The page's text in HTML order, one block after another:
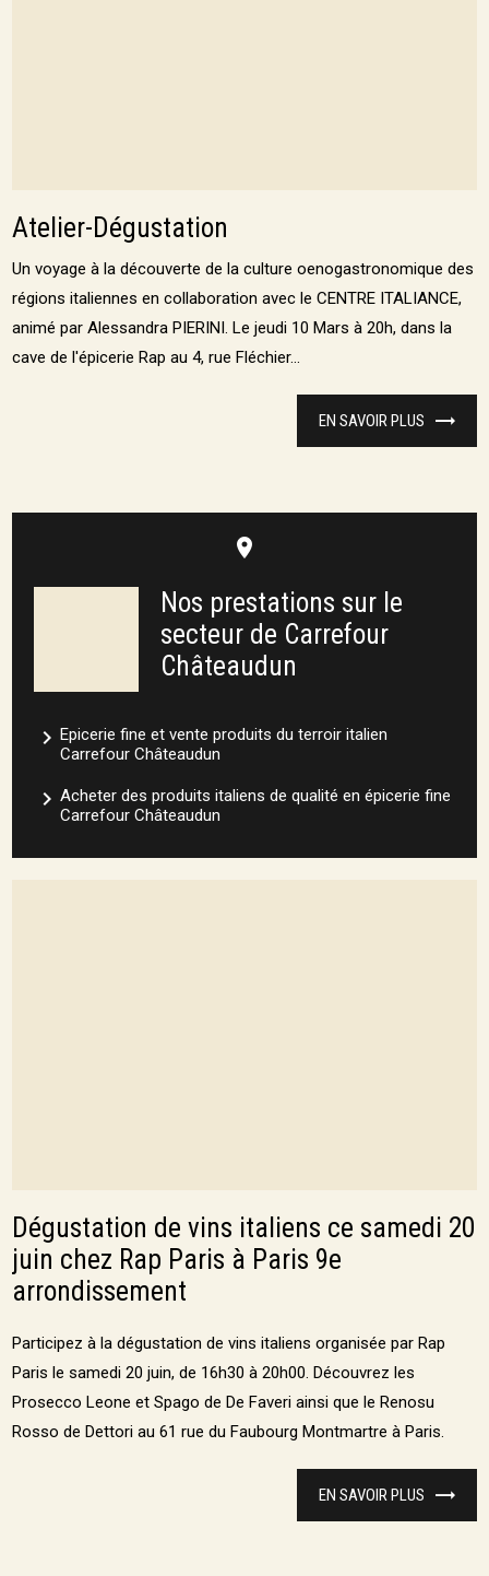
Atelier-Dégustation
Un voyage à la découverte de la culture oenogastronomique des
régions italiennes en collaboration avec le CENTRE ITALIANCE,
animé par Alessandra PIERINI. Le jeudi 10 Mars à 20h, dans la
cave de l'épicerie Rap au 4, rue Fléchier...
EN SAVOIR PLUS
place
Nos prestations sur le
secteur de Carrefour
Châteaudun
navigate_nextEpicerie fine et vente produits du terroir italien
Carrefour Châteaudun
navigate_nextAcheter des produits italiens de qualité en épicerie fine
Carrefour Châteaudun
Dégustation de vins italiens ce samedi 20
juin chez Rap Paris à Paris 9e
arrondissement
Participez à la dégustation de vins italiens organisée par Rap
Paris le samedi 20 juin, de 16h30 à 20h00. Découvrez les
Prosecco Leone et Spago de De Faveri ainsi que le Renosu
Rosso de Dettori au 61 rue du Faubourg Montmartre à Paris.
EN SAVOIR PLUS